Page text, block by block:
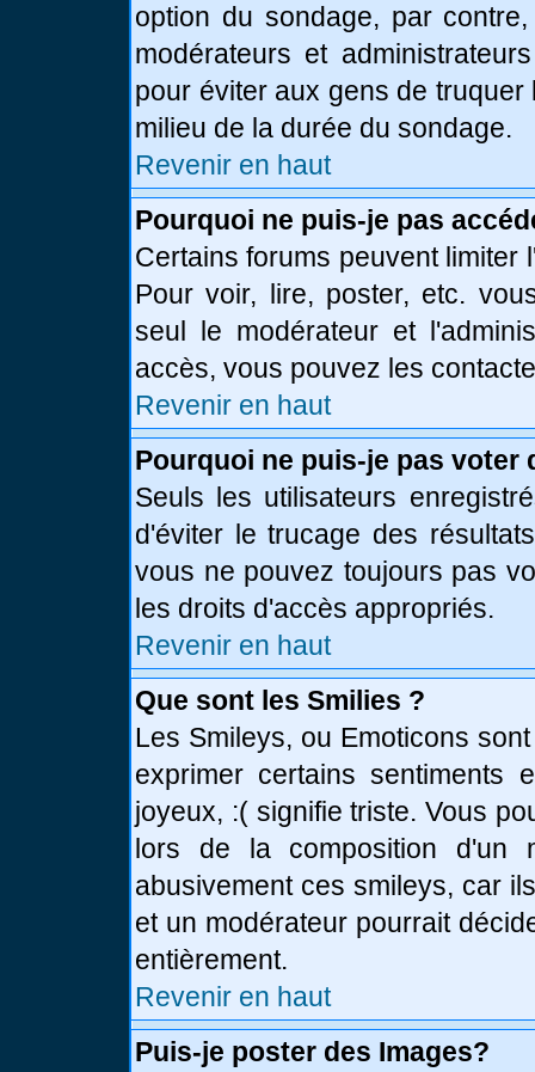
option du sondage, par
modérateurs et
pour éviter aux gens de
milieu de la durée du sondage.
Revenir en haut
Pourquoi ne puis-je pas
Certains forums peuvent
Pour voir, lire, poster, etc.
seul le modérateur et
accès, vous pouvez les
Revenir en haut
Pourquoi ne puis-je pas voter
Seuls les utilisateurs
d'éviter le trucage des
vous ne pouvez toujours pas
les droits d'accès appropriés.
Revenir en haut
Que sont les Smilies ?
Les Smileys, ou Emoticons
exprimer certains sentiments
joyeux, :( signifie triste. Vous
lors de la composition d'un
abusivement ces smileys, car
et un modérateur pourrait
entièrement.
Revenir en haut
Puis-je poster des Images?